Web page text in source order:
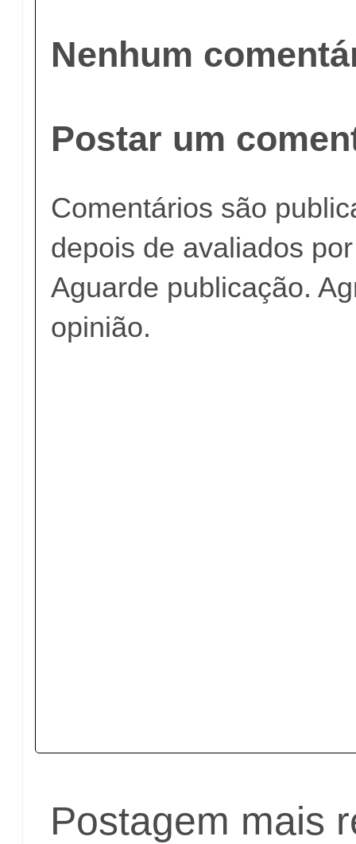
Nenhum
Postar um
Comentários são
depois de avaliados
Aguarde publicação.
opinião.
Postagem mais